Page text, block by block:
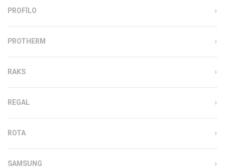
PROFILO
PROTHERM
RAKS
REGAL
ROTA
SAMSUNG